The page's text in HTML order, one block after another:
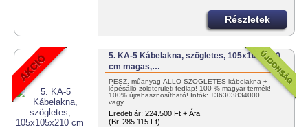
Részletek
5. KA-5 Kábelakna, szögletes, 105x105x210
cm magas,…
PESZ. műanyag ÁLLÓ SZÖGLETES kábelakna +
lépésálló zöldterületi fedlap! 100 % magyar termék!
100% újrahasznosítható! Infók: +36303834000
vagy…
Eredeti ár: 224.500 Ft + Áfa
(Br. 285.115 Ft)